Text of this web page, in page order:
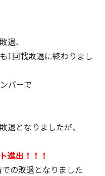
退、
1回戦敗退に終わりまし
バーで
退となりましたが、
進出！！！
の敗退となりました